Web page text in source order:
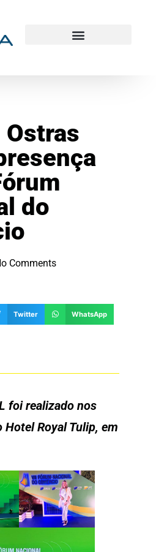
Ostras
do
Comments
Twitter WhatsApp
foi realizado nos
Hotel Royal Tulip, em